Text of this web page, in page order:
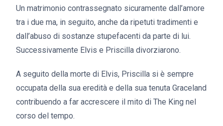
Un matrimonio contrassegnato sicuramente dall’amore
tra i due ma, in seguito, anche da ripetuti tradimenti e
dall’abuso di sostanze stupefacenti da parte di lui.
Successivamente Elvis e Priscilla divorziarono.
A seguito della morte di Elvis, Priscilla si è sempre
occupata della sua eredità e della sua tenuta Graceland
contribuendo a far accrescere il mito di The King nel
corso del tempo.